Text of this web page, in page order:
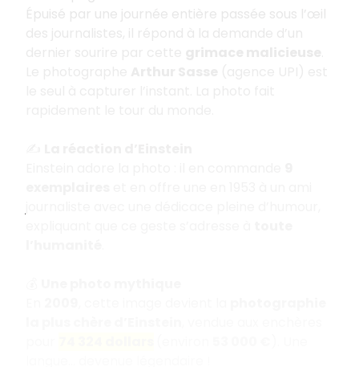
Épuisé par une journée entière passée sous l’œil